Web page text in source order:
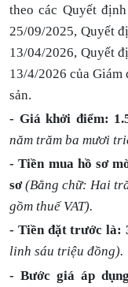
theo các Quyết
25/09/2025, Quyết
13/04/2026, Quyết
13/4/2026 của
sản.
- Giá khởi điểm:
năm trăm ba mươi
- Tiền mua hồ sơ
sơ(Bằng chữ: Hai
gồm thuế VAT).
- Tiền đặt trước là:
linh sáu triệu đồng).
- Bước giá áp